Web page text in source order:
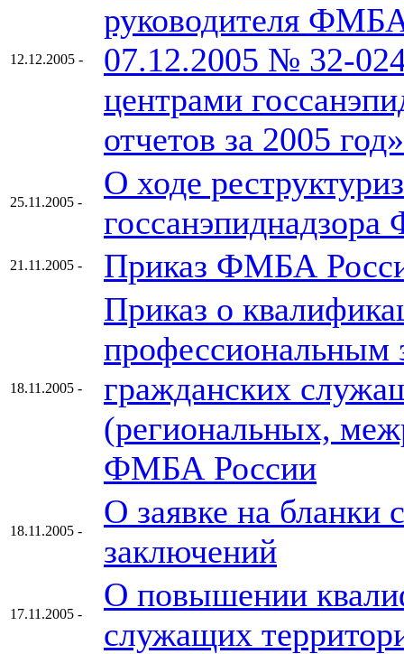
12.12.2005 -
руководителя
07.12.2005 № 32-
центрами
отчетов за 2005 год»
25.11.2005 -
О ходе
21.11.2005 - Приказ ФМБА
18.11.2005 -
Приказ о
профессиональным
гражданских
(региональных,
ФМБА России
18.11.2005 -
О заявке на бланки
заключений
17.11.2005 -
О повышении
служащих